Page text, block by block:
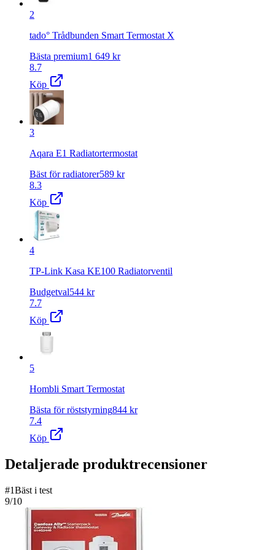
2
tado° Trådbunden Smart Termostat X
Bästa premium1 649 kr
8.7
Köp
3
Aqara E1 Radiatortermostat
Bäst för radiatorer589 kr
8.3
Köp
4
TP-Link Kasa KE100 Radiatorventil
Budgetval544 kr
7.7
Köp
5
Hombli Smart Termostat
Bästa för röststyrning844 kr
7.4
Köp
Detaljerade produktrecensioner
#1Bäst i test
9/10